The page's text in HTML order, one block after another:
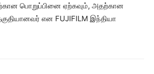
பொறுப்பினை ஏற்கவும், அதற்கான
என FUJIFILM இந்தியா